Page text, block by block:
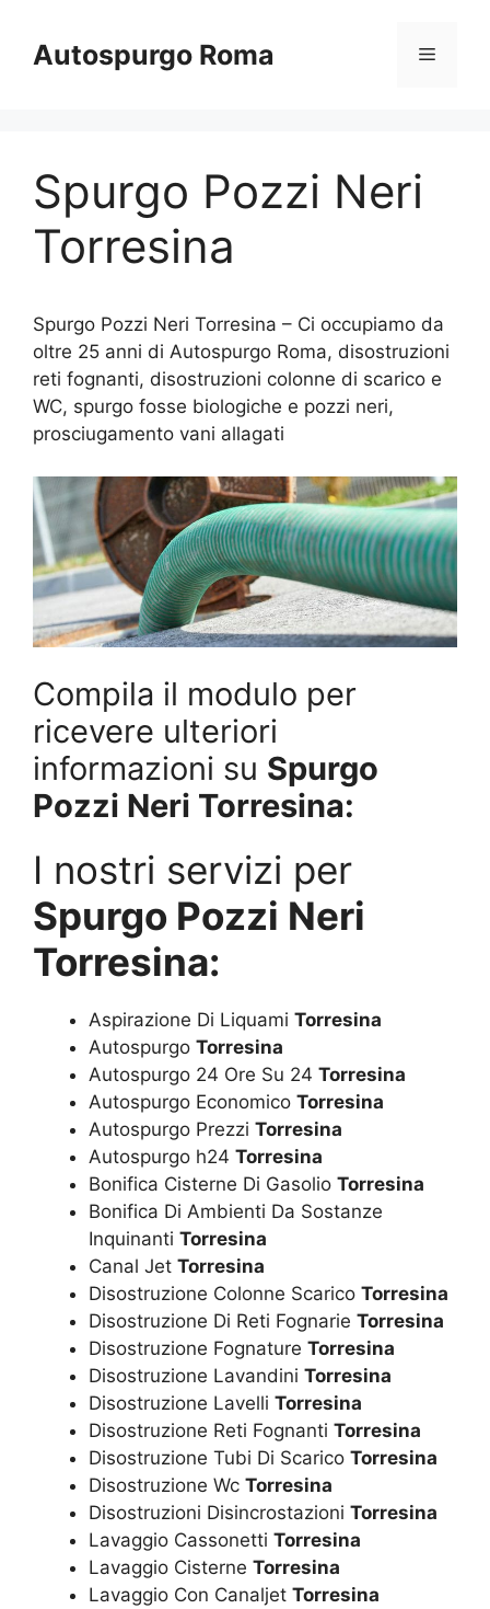
contenuto
Autospurgo Roma Menu
Spurgo Pozzi Neri
Torresina
Spurgo Pozzi Neri Torresina – Ci occupiamo da
oltre 25 anni di Autospurgo Roma, disostruzioni
reti fognanti, disostruzioni colonne di scarico e
WC, spurgo fosse biologiche e pozzi neri,
prosciugamento vani allagati
Compila il modulo per
ricevere ulteriori
informazioni su Spurgo
Pozzi Neri Torresina:
I nostri servizi per
Spurgo Pozzi Neri
Torresina:
Aspirazione Di Liquami Torresina
Autospurgo Torresina
Autospurgo 24 Ore Su 24 Torresina
Autospurgo Economico Torresina
Autospurgo Prezzi Torresina
Autospurgo h24 Torresina
Bonifica Cisterne Di Gasolio Torresina
Bonifica Di Ambienti Da Sostanze
Inquinanti Torresina
Canal Jet Torresina
Disostruzione Colonne Scarico Torresina
Disostruzione Di Reti Fognarie Torresina
Disostruzione Fognature Torresina
Disostruzione Lavandini Torresina
Disostruzione Lavelli Torresina
Disostruzione Reti Fognanti Torresina
Disostruzione Tubi Di Scarico Torresina
Disostruzione Wc Torresina
Disostruzioni Disincrostazioni Torresina
Lavaggio Cassonetti Torresina
Lavaggio Cisterne Torresina
Lavaggio Con Canaljet Torresina